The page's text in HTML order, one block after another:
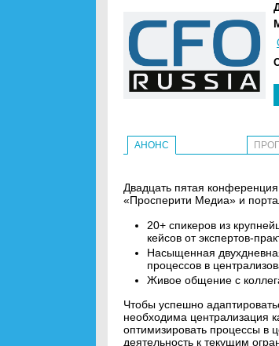
АНОНС
Двадцать пятая
«Просперити Медиа» и
20+ спикеров из
кейсов от экспертов-
Насыщенная
процессов в
Живое общение с
Чтобы успешно
необходима централизация
оптимизировать процессы в
деятельность к текущим